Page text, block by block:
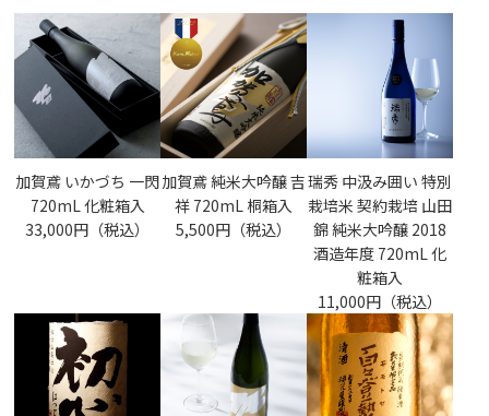
加賀鳶 いかづち 一閃
720mL 化粧箱入
33,000円（税込）
加賀鳶 純米大吟醸 吉
祥 720mL 桐箱入
5,500円（税込）
瑞秀 中汲み囲い 特別
栽培米 契約栽培 山田
錦 純米大吟醸 2018
酒造年度 720mL 化
粧箱入
11,000円（税込）